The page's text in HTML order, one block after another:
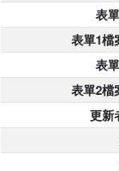
表
表單1檔
表
表單2檔
更新